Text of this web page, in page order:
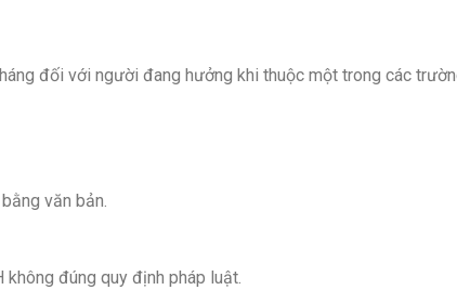
đối với người đang hưởng khi thuộc một trong các
văn bản.
không đúng quy định pháp luật.